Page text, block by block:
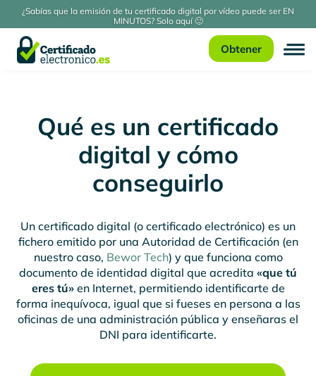
¿Sabías que la emisión de tu certificado digital por vídeo puede ser EN
MINUTOS? Solo aquí 🙂
Obtener
Qué es un certificado
digital y cómo
conseguirlo
Un certificado digital (o certificado electrónico) es un
fichero emitido por una Autoridad de Certificación (en
nuestro caso, Bewor Tech) y que funciona como
documento de identidad digital que acredita «que tú
eres tú»en Internet, permitiendo identificarte de
forma inequívoca, igual que si fueses en persona a las
oficinas de una administración pública y enseñaras el
DNI para identificarte.